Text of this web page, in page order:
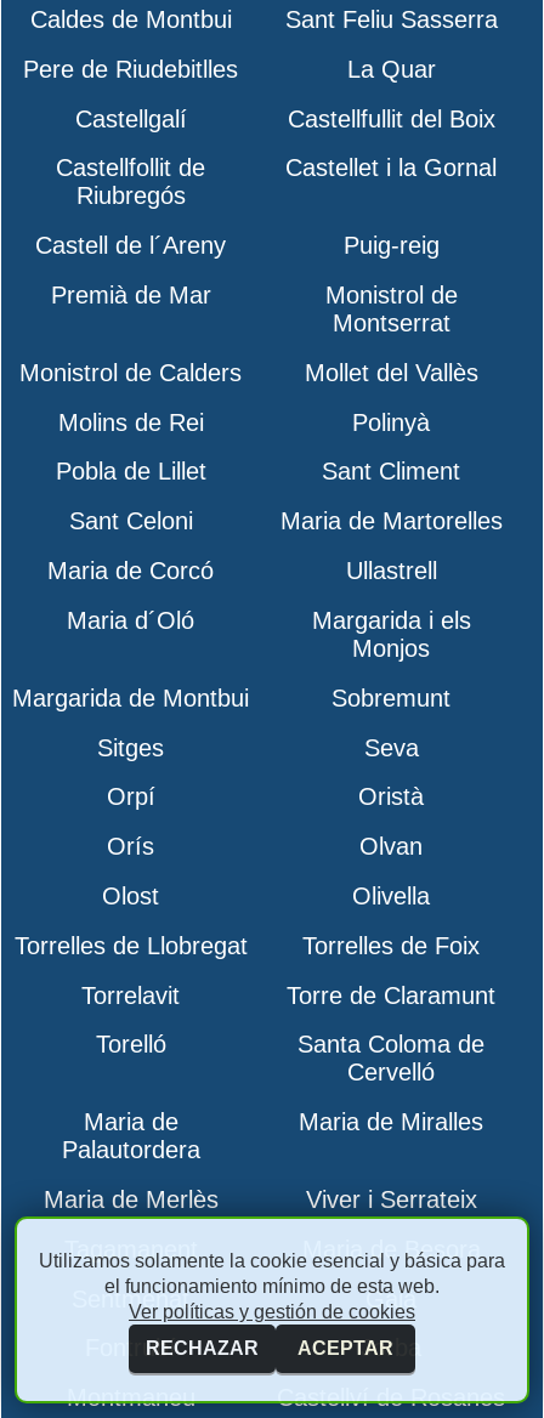
Caldes de Montbui
Sant Feliu Sasserra
Pere de Riudebitlles
La Quar
Castellgalí
Castellfullit del Boix
Castellfollit de
Riubregós
Castellet i la Gornal
Castell de l´Areny
Puig-reig
Premià de Mar
Monistrol de
Montserrat
Monistrol de Calders
Mollet del Vallès
Molins de Rei
Polinyà
Pobla de Lillet
Sant Climent
Sant Celoni
Maria de Martorelles
Maria de Corcó
Ullastrell
Maria d´Oló
Margarida i els
Monjos
Margarida de Montbui
Sobremunt
Sitges
Seva
Orpí
Oristà
Orís
Olvan
Olost
Olivella
Torrelles de Llobregat
Torrelles de Foix
Torrelavit
Torre de Claramunt
Torelló
Santa Coloma de
Cervelló
Maria de
Palautordera
Maria de Miralles
Maria de Merlès
Viver i Serrateix
Tagamanent
Maria de Besora
Sentmenat
Gaià
Fontrubí
Jorba
Montmaneu
Castellví de Rosanes
Utilizamos solamente la cookie esencial y básica para
el funcionamiento mínimo de esta web.
Ver políticas y gestión de cookies
RECHAZAR
ACEPTAR